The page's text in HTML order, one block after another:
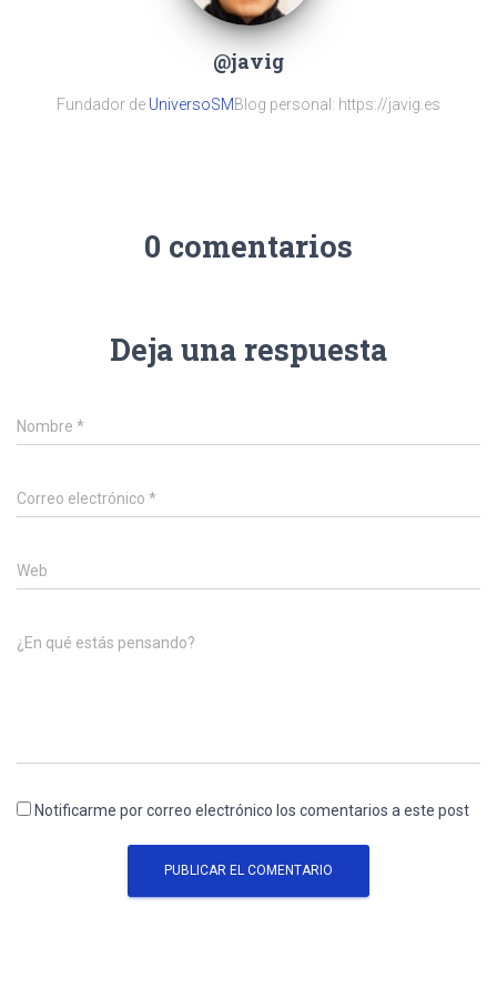
@javig
Fundador de UniversoSMBlog personal: https://javig.es
0 comentarios
Deja una respuesta
Nombre *
Correo electrónico *
Web
¿En qué estás pensando?
Notificarme por correo electrónico los comentarios a este post